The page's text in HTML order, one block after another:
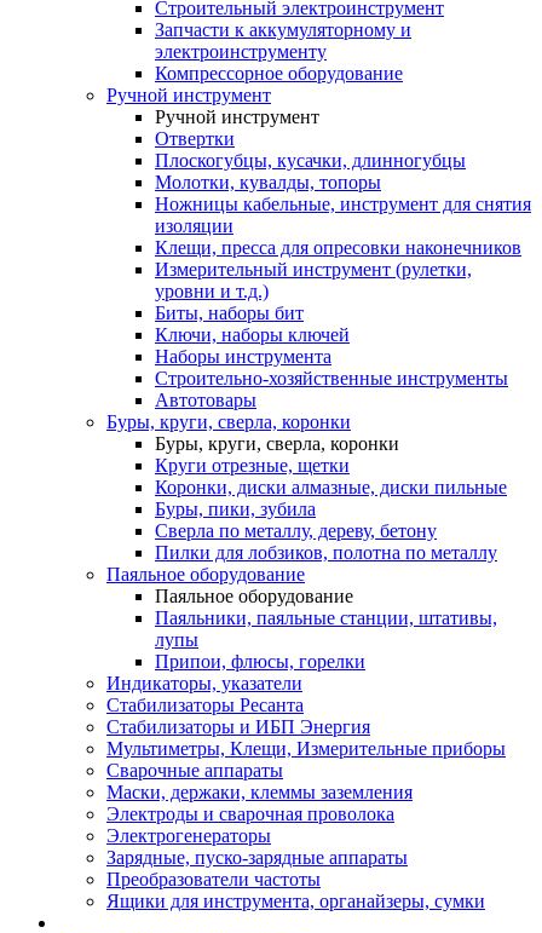
Строительный электроинструмент
Запчасти к аккумуляторному и
электроинструменту
Компрессорное оборудование
Ручной инструмент
Ручной инструмент
Отвертки
Плоскогубцы, кусачки, длинногубцы
Молотки, кувалды, топоры
Ножницы кабельные, инструмент для снятия
изоляции
Клещи, пресса для опресовки наконечников
Измерительный инструмент (рулетки,
уровни и т.д.)
Биты, наборы бит
Ключи, наборы ключей
Наборы инструмента
Строительно-хозяйственные инструменты
Автотовары
Буры, круги, сверла, коронки
Буры, круги, сверла, коронки
Круги отрезные, щетки
Коронки, диски алмазные, диски пильные
Буры, пики, зубила
Сверла по металлу, дереву, бетону
Пилки для лобзиков, полотна по металлу
Паяльное оборудование
Паяльное оборудование
Паяльники, паяльные станции, штативы,
лупы
Припои, флюсы, горелки
Индикаторы, указатели
Стабилизаторы Ресанта
Стабилизаторы и ИБП Энергия
Мультиметры, Клещи, Измерительные приборы
Сварочные аппараты
Маски, держаки, клеммы заземления
Электроды и сварочная проволока
Электрогенераторы
Зарядные, пуско-зарядные аппараты
Преобразователи частоты
Ящики для инструмента, органайзеры, сумки